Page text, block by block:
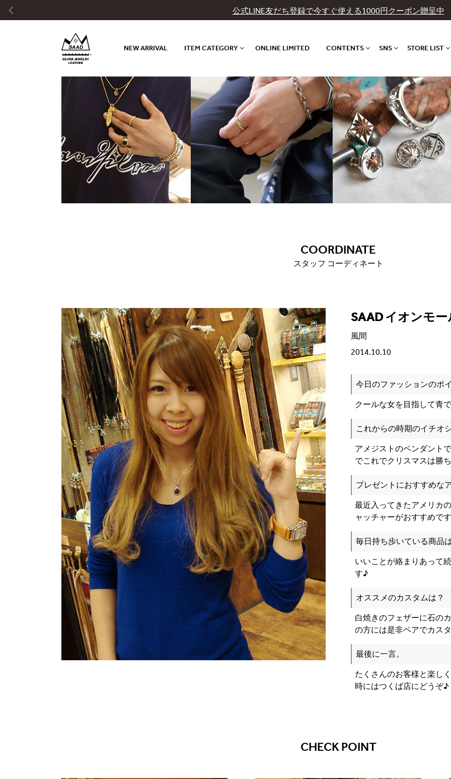
公式LINE友だち登録で今すぐ使える1000円クーポン贈呈中
NEW ARRIVAL ITEM CATEGORY ONLINE LIMITED CONTENTS SNS STORE LIST
COORDINATE
スタッフ コーディネート
SAAD イオンモ
風間
2014.10.10
今日のファッションのポ
クールな女を目指して青
これからの時期のイチオ
アメジストのペンダント
でこれでクリスマスは勝
プレゼントにおすすめな
最近入ってきたアメリカ
ャッチャーがおすすめで
毎日持ち歩いている商品
いいことが絡まりあって
す♪
オススメのカスタムは？
白焼きのフェザーに石の
の方には是非ペアでカス
最後に一言。
たくさんのお客様と楽し
時にはつくば店にどうぞ♪
CHECK POINT